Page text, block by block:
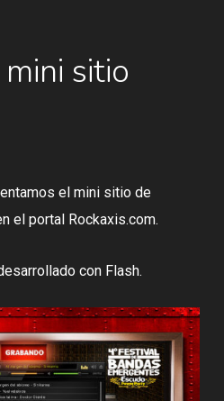
sitio
el mini sitio de
el portal Rockaxis.com.
con Flash.